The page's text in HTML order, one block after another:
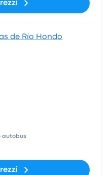
de Río Hondo
autobus